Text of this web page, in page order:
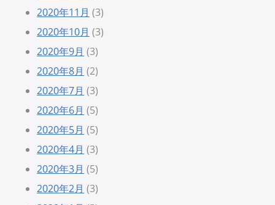
2020年11月 (3)
2020年10月 (3)
2020年9月 (3)
2020年8月 (2)
2020年7月 (3)
2020年6月 (5)
2020年5月 (5)
2020年4月 (3)
2020年3月 (5)
2020年2月 (3)